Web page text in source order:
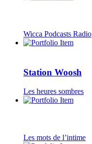
Wicca Podcasts Radio
Station Woosh
Les heures sombres
Les mots de l’intime